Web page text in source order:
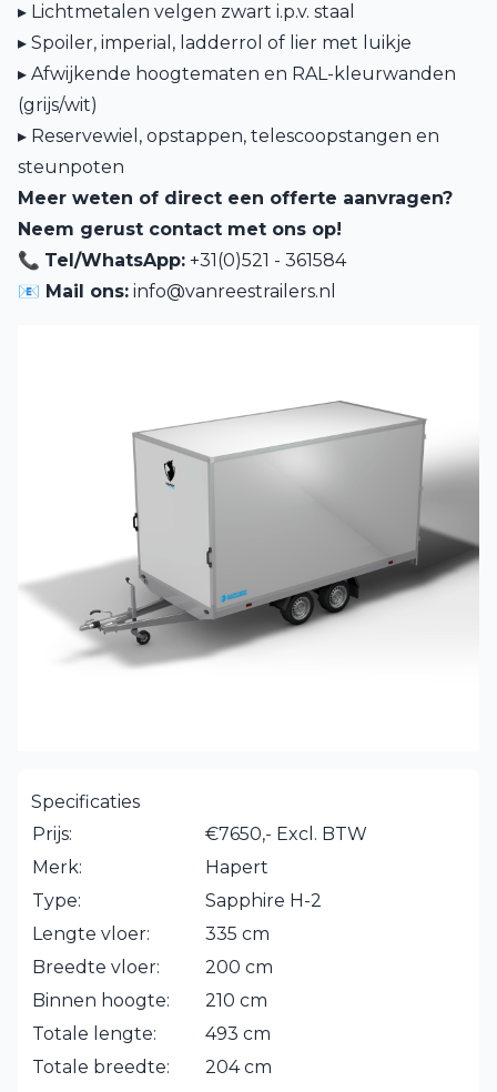
▸ Lichtmetalen velgen zwart i.p.v. staal
▸ Spoiler, imperial, ladderrol of lier met luikje
▸ Afwijkende hoogtematen en RAL-kleurwanden
(grijs/wit)
▸ Reservewiel, opstappen, telescoopstangen en
steunpoten
Meer weten of direct een offerte aanvragen?
Neem gerust contact met ons op!
📞 Tel/WhatsApp: +31(0)521 - 361584
📧 Mail ons: info@vanreestrailers.nl
Specificaties
Prijs:
€7650,- Excl. BTW
Merk:
Hapert
Type:
Sapphire H-2
Lengte vloer:
335 cm
Breedte vloer:
200 cm
Binnen hoogte:
210 cm
Totale lengte:
493 cm
Totale breedte:
204 cm